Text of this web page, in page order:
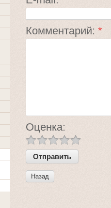
Комментарий: *
Оценка:
Назад